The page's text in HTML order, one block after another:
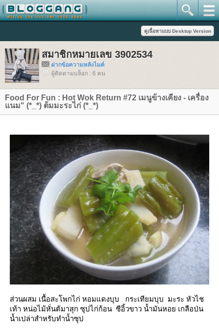
สมาชิกหมายเลข 3902534
ฝากข้อความหลังไมค์
ผู้ติดตามบล็อก : 6 คน
Food For Fun : Hot Wok Return #72 เมนูข้างเคียง - เครื่อง
นม" (*_*) ต้มมะระไก่ (*_*)
ส่วนผสม เนื้อสะโพกไก่ หอมแดงบุบ กระเทียมบุบ มะระ หัวไช
เท้า หน่อไม้หั่นต้มาสุก ซุปไก่ก้อน ซีอิ้วขาว น้ำมันหอย เกลือป่น
น้ำเปล่าสำหรับทำน้ำซุป